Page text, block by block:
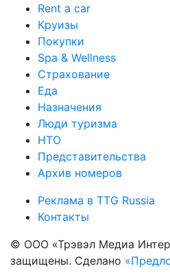
Rent a car
Круизы
Покупки
Spa & Wellness
Страхование
Еда
Назначения
Люди туризма
НТО
Представительства
Архив номеров
Реклама в TTG Russia
Контакты
© ООО «Трэвэл Медиа
защищены. Сделано